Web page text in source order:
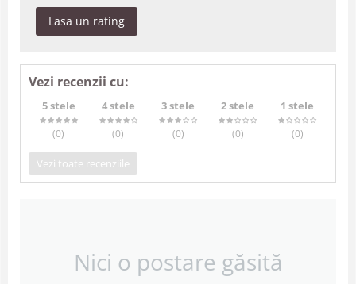
Lasa un rating
Vezi recenzii cu:
5 stele
(0)
4 stele
(0)
3 stele
(0)
2 stele
(0)
1 stele
(0)
Vezi toate recenziile
Nici o postare găsită